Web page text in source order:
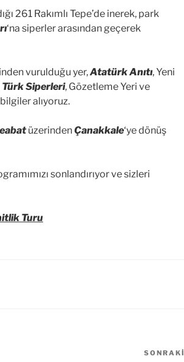
261 Rakımlı Tepe’de inerek, park
‘na siperler arasından geçerek
vurulduğu yer,Atatürk Anıtı, Yeni
Türk Siperleri, Gözetleme Yeri ve
alıyoruz.
üzerindenÇanakkale‘ye dönüş
sonlandırıyor ve sizleri
Turu
SONRAKI